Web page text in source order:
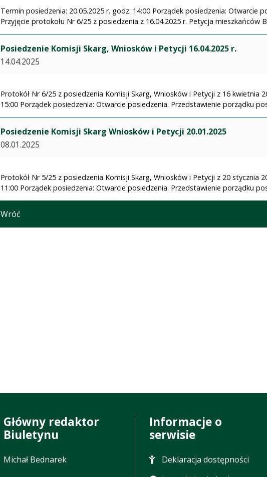
Termin posiedzenia: 20.05.2025 r. godz. 14:00 Porządek posiedzenia: Otwarcie
Przyjęcie protokołu Nr 6/25 z posiedzenia z 16.04.2025 r. Petycja mieszkańców
Posiedzenie Komisji Skarg, Wniosków i Petycji 16.04.2025 r.
14.04.2025
Protokół Nr 6/25 z posiedzenia Komisji Skarg, Wniosków i Petycji z 16 kwietnia
15:00 Porządek posiedzenia: Otwarcie posiedzenia. Przedstawienie porządku
Posiedzenie Komisji Skarg Wniosków i Petycji 20.01.2025
08.01.2025
Protokół Nr 5/25 z posiedzenia Komisji Skarg, Wniosków i Petycji z 20 stycznia
11:00 Porządek posiedzenia: Otwarcie posiedzenia. Przedstawienie porządku
Wróć
Główny redaktor
Biuletynu
Michał Bednarek
Informacje o
serwisie
Deklaracja dostępności